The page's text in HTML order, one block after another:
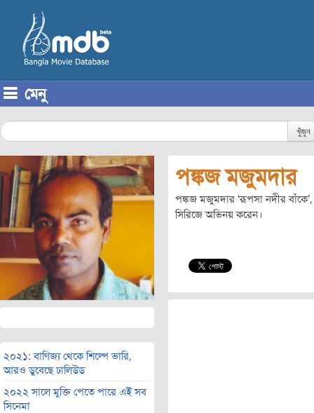
মেনু
খুঁজুন
২০২১: বাণিজ্য থেকে শিল্পে ভারি,
আরও ডুবেছে ঢালিউড
২০২২ সালে মুক্তি পেতে পারে এই সব
সিনেমা
পঙ্কজ মজুমদার
পঙ্কজ মজুমদার ‘রূপসা নদীর বাঁকে’,
সিরিজে অভিনয় করেন।